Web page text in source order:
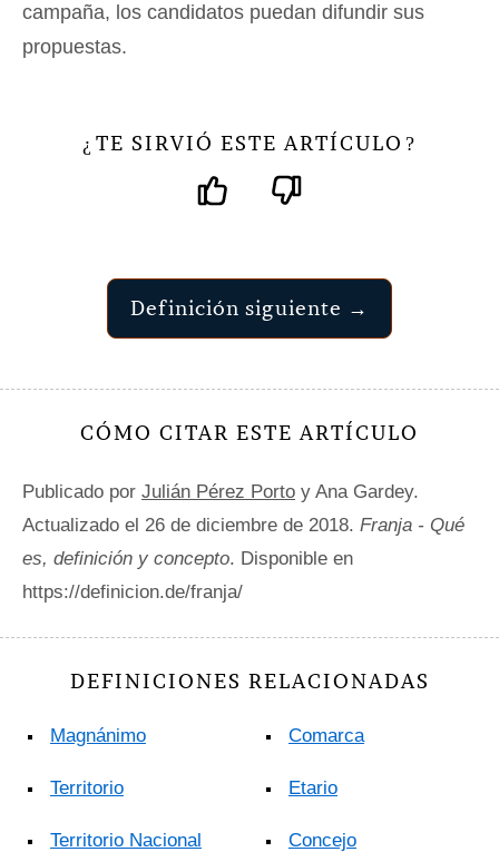
campaña, los candidatos puedan difundir sus
propuestas.
¿ TE SIRVIÓ ESTE ARTÍCULO ?
Definición siguiente →
CÓMO CITAR ESTE ARTÍCULO
Publicado por Julián Pérez Porto y Ana Gardey.
Actualizado el 26 de diciembre de 2018. Franja - Qué
es, definición y concepto. Disponible en
https://definicion.de/franja/
DEFINICIONES RELACIONADAS
Magnánimo
Territorio
Territorio Nacional
Comarca
Etario
Concejo